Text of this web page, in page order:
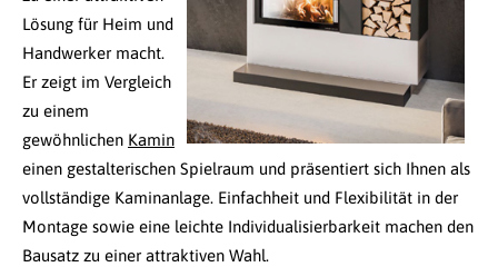
Lösung für Heim und
Handwerker macht.
Er zeigt im Vergleich
zu einem
gewöhnlichen Kamin
einen gestalterischen Spielraum und präsentiert sich Ihnen als
vollständige Kaminanlage. Einfachheit und Flexibilität in der
Montage sowie eine leichte Individualisierbarkeit machen den
Bausatz zu einer attraktiven Wahl.